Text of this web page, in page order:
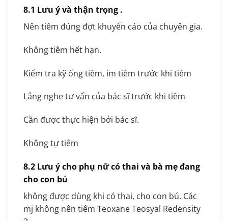
8.1 Lưu ý và thận trọng .
Nên tiêm đúng đợt khuyến cáo của chuyên gia.
Không tiêm hết hạn.
Kiểm tra kỹ ống tiêm, im tiêm trước khi tiêm
Lắng nghe tư vấn của bác sĩ trước khi tiêm
Cần được thực hiện bởi bác sĩ.
Không tự tiêm
8.2 Lưu ý cho phụ nữ có thai và bà mẹ đang
cho con bú
không được dùng khi có thai, cho con bú. Các
mj không nên tiêm Teoxane Teosyal Redensity